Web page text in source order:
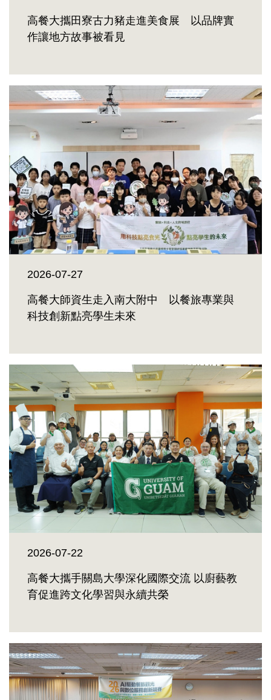
高餐大攜田寮古力豬走進美食展 以品牌實
作讓地方故事被看見
2026-07-27
高餐大師資生走入南大附中 以餐旅專業與
科技創新點亮學生未來
2026-07-22
高餐大攜手關島大學深化國際交流 以廚藝教
育促進跨文化學習與永續共榮